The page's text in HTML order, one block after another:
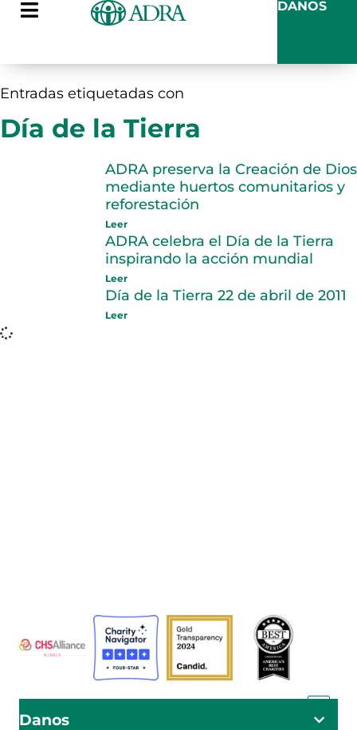
DANOS
Entradas etiquetadas con
Día de la Tierra
ADRA preserva la Creación de Dios
mediante huertos comunitarios y
reforestación
Leer
ADRA celebra el Día de la Tierra
inspirando la acción mundial
Leer
Día de la Tierra 22 de abril de 2011
Leer
Danos